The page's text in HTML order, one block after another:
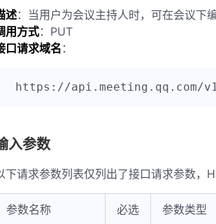
述：当用户为会议主持人时，可在会议下
用方式：PUT
口请求域名 ：
入参数
下请求参数列表仅列出了接口请求参数，
参数名称 必选 参数类型